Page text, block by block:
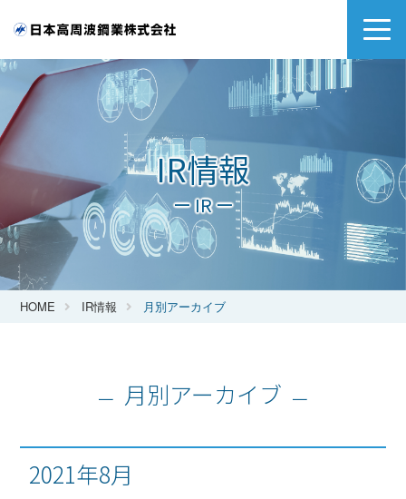
IR情報
ー IR ー
HOME IR情報 月別アーカイブ
月別アーカイブ
2021年8月